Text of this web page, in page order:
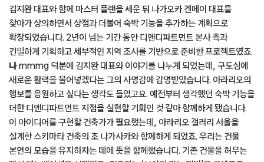
왼쪽부터 〈d 디자인 트래블〉 제주편의 표지와 내지 일부.